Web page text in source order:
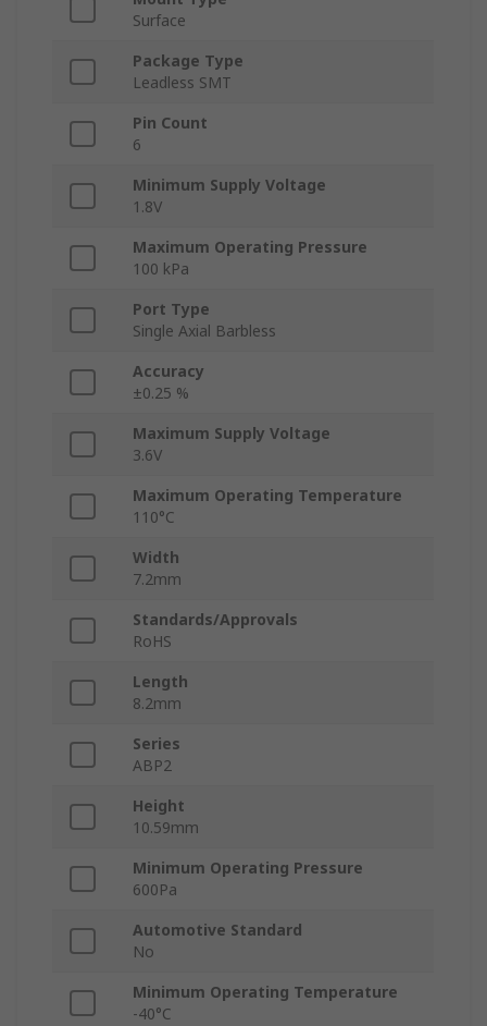
Surface
Package Type
Leadless SMT
Pin Count
6
Minimum Supply Voltage
1.8V
Maximum Operating Pressure
100 kPa
Port Type
Single Axial Barbless
Accuracy
±0.25 %
Maximum Supply Voltage
3.6V
Maximum Operating Temperature
110°C
Width
7.2mm
Standards/Approvals
RoHS
Length
8.2mm
Series
ABP2
Height
10.59mm
Minimum Operating Pressure
600Pa
Automotive Standard
No
Minimum Operating Temperature
-40°C